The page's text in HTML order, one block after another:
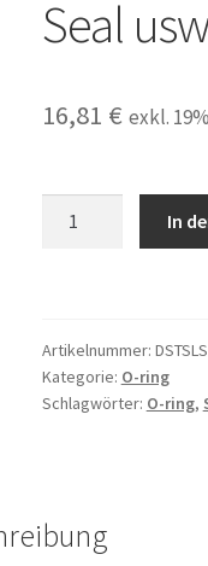
Seal
16,81 € exkl.
Turbinenschlauch,
SL
Motorschlauch
Gasket
In
Artikelnummer: DSTSLS
Kategorie: O-ring
Schlagwörter: O-ring,